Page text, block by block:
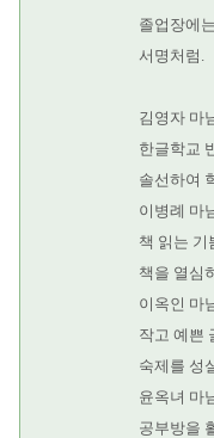
졸업장에
서명처럼.
김영자 마
한글학교
솔선하여
이병례 마
책 읽는 기
책을 열심
이옥인 마
작고 예쁜
숙제를 성
윤옥녀 마
공부방을